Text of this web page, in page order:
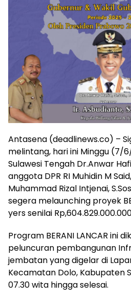
Antasena (deadlinews.co) –
melintang, hari ini Minggu (7/
Sulawesi Tengah Dr.Anwar
anggota DPR RI Muhidin M
Muhammad Rizal Intjenai,
segera melaunching proyek
yers senilai
Program BERANI LANCAR ini
peluncuran pembangunan
jembatan yang digelar di
Kecamatan Dolo, Kabupaten
07.30 wita hingga selesai.